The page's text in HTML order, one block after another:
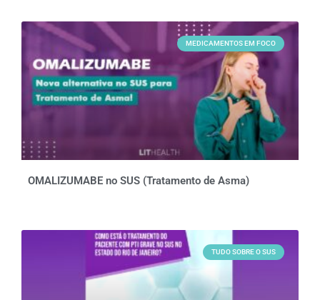
MEDICAMENTOS EM FOCO
OMALIZUMABE no SUS (Tratamento de Asma)
TUDO SOBRE O SUS